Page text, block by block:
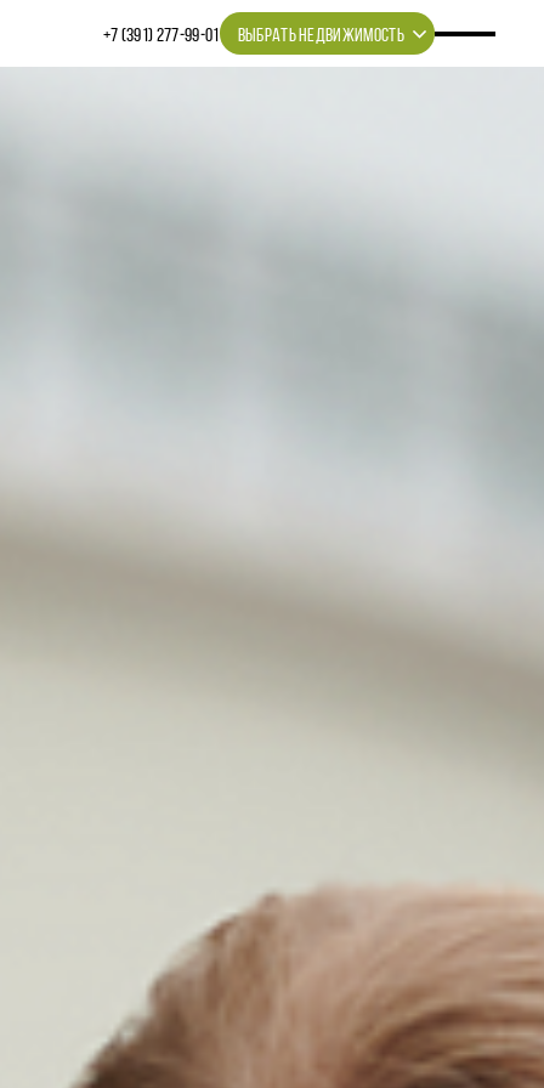
+7 (391) 277‒99‒01 ВЫБРАТЬ НЕДВИЖИМОСТЬ